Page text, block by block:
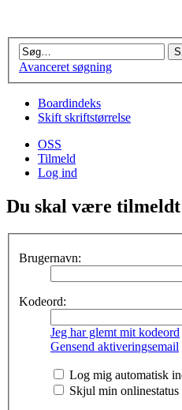
Avanceret søgning
Boardindeks
Skift skriftstørrelse
OSS
Tilmeld
Log ind
Du skal være tilmeldt
Brugernavn:
Kodeord:
Jeg har glemt mit kodeord
Gensend aktiveringsemail
Log mig automatisk
Skjul min onlinestatus